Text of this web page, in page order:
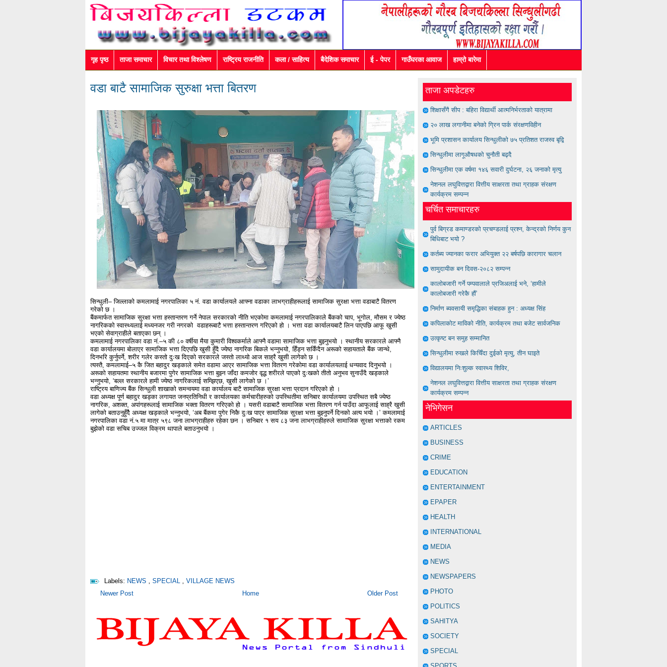
गृह पृष्ठ ताजा समाचार विचार तथा विश्लेषण राष्ट्रिय राजनीति कला / साहित्य बैदेशिक समाचार ई - पेपर गाउँघरका आवाज हाम्रो बारेमा
वडा बाटै सामाजिक सुरुक्षा भत्ता बितरण
सिन्धुली– जिल्लाको कमलामाई नगरपालिका ५ नं. वडा कार्यालयले आफ्ना वडाका लाभग्राहीहरूलाई सामाजिक सुरक्षा भत्ता वडाबाटै वितरण
गरेको छ ।
बैंकमार्फत सामाजिक सुरक्षा भत्ता हस्तान्तरण गर्ने नेपाल सरकारको नीति भएकोमा कमलामाई नगरपालिकाले बैंकको चाप, भूगोल, मौसम र ज्येष्ठ
नागरिकको स्वास्थ्यलाई मध्यनजर गरी नगरको वडाहरूबाटै भत्ता हस्तान्तरण गरिएको हो । भत्ता वडा कार्यालयबाटै लिन पाएपछि आफू खुसी
भएको सेवाग्राहीले बताएका छन् ।
कमलामाई नगरपालिका वडा नं.–५ की ८० वर्षीया मैया कुमारी विश्वकर्माले आफ्नै वडामा सामाजिक भत्ता बुझ्नुभयो । स्थानीय सरकारले आफ्नै
वडा कार्यालयमा बोलाएर सामाजिक भत्ता दिएपछि खुसी हुँदै ज्येष्ठ नागरिक बिकले भन्नुभयो, हिँड्न सकिँदैन अरूको सहायताले बैंक जान्थे,
दिनभरि कुर्नुपर्ने, शरीर गलेर कस्तो दुःख दिएको सरकारले जस्तो लाथ्यो आज साह्रै खुसी लागेको छ ।
त्यस्तै, कमलामाई–५ कै जित बहादुर खड्काले समेत वडामा आएर सामाजिक भत्ता वितरण गरेकोमा वडा कार्यालयलाई धन्यवाद दिनुभयो ।
अरूको सहायतमा स्थानीय बजारमा पुगेर सामाजिक भत्ता बुझ्न जाँदा कमजोर वृद्ध शरीरले पाएको दुःखको तीतो अनुभव सुनाउँदै खड्काले
भन्नुभयो, ‘बल्ल सरकारले हामी ज्येष्ठ नागरिकलाई सम्झिएछ, खुसी लागेको छ ।’
राष्ट्रिय बाणिज्य बैंक सिन्धुली शाखाको समन्वयमा वडा कार्यालय बाटै सामाजिक सुरक्षा भत्ता प्रदान गरिएको हो ।
वडा अध्यक्ष पूर्ण बहादुर खड्का लगायत जनप्रतिनिधी र कार्यालयका कर्मचारीहरुको उपस्थितीमा सनिबार कार्यालयमा उपस्थित सबै ज्येष्ठ
नागरिक, अशक्त, अपांगहरूलाई सामाजिक भक्ता वितरण गरिएको हो । यसरी वडाबाटै सामाजिक भत्ता वितरण गर्न पाउँदा आफूलाई साह्रै खुसी
लागेको बताउनुहुँदैै अध्यक्ष खड्काले भन्नुभयो, ‘अब बैंकमा पुगेर निकै दुःख पाएर सामाजिक सुरक्षा भत्ता बुझ्नुपर्ने दिनको अत्य भयो ।’ कमलामाई
नगरपालिका वडा नं.५ मा मात्र ५९८ जना लाभग्राहीहरु रहेका छन । सनिबार १ सय ८३ जना लाभग्राहीहरुले सामाजिक सुरक्षा भत्ताको रकम
बुझेको वडा सचिब उज्जल विक्रम थापाले बताउनुभयो ।
Labels: NEWS , SPECIAL , VILLAGE NEWS
Newer Post
Older Post
Home
ताजा अपडेटहरु
शिक्षासँगै सीप : बहिरा विद्यार्थी आत्मनिर्भरताको यात्रामा
२० लाख लगानीमा बनेको ग्रिन पार्क संरक्षणविहीन
भूमि प्रशासन कार्यालय सिन्धुलीको ७५ प्रतिशत राजस्व बृद्वि
सिन्धुलीमा लागूऔषधको चुनौती बढ्दै
सिन्धुलीमा एक वर्षमा १४६ सवारी दुर्घटना, २६ जनाको मृत्यु
नेशनल लघुवित्तद्वारा वित्तीय साक्षरता तथा ग्राहक संरक्षण
कार्यक्रम सम्पन्न
चर्चित समाचारहरु
पुर्व बिग्रड कमाण्डरकाे प्रचण्डलाई प्रश्न, केन्द्रको निर्णय कुन
बिधिबाट भयाे ?
कर्तब्य ज्यानका फरार अभियुक्त २२ बर्षपछि कारागार चलान
सामुदायीक बन दिवस-२०८२ सम्पन्न
कालोबजारी गर्ने पम्पवालाले प्रजिअलाई भने, ‘हामीले
कालोबजारी गरेकै हौं’
निर्माण ब्यवसायी समृद्धिका संबाहक हुन : अध्यक्ष सिंह
कपिलाकोट माविको नीति, कार्यक्रम तथा बजेट सार्वजनिक
उत्कृष्ट बन समुह सम्मानित
सिन्धुलीमा रुखले किचिँदा दुईको मृत्यु, तीन घाइते
विद्यालयमा निःशुल्क स्वास्थ्य शिविर,
नेशनल लघुवित्तद्वारा वित्तीय साक्षरता तथा ग्राहक संरक्षण
कार्यक्रम सम्पन्न
नेभिगेसन
ARTICLES
BUSINESS
CRIME
EDUCATION
ENTERTAINMENT
EPAPER
HEALTH
INTERNATIONAL
MEDIA
NEWS
NEWSPAPERS
PHOTO
POLITICS
SAHITYA
SOCIETY
SPECIAL